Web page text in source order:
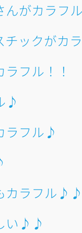
んがカラフ
チックがカ
ラフル！！
♪
ラフル♪
カラフル
い♪♪